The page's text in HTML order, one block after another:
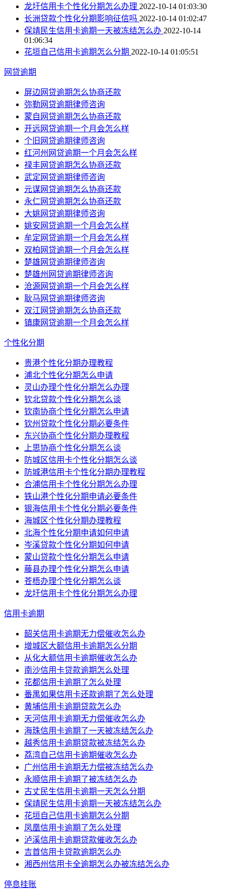
龙圩信用卡个性化分期怎么办理 2022-10-14 01:03:30
长洲贷款个性化分期影响征信吗 2022-10-14 01:02:47
保靖民生信用卡逾期一天被冻结怎么办 2022-10-14
01:06:34
花垣自己信用卡逾期怎么分期 2022-10-14 01:05:51
网贷逾期
屏边网贷逾期怎么协商还款
弥勒网贷逾期律师咨询
蒙自网贷逾期怎么协商还款
开远网贷逾期一个月会怎么样
个旧网贷逾期律师咨询
红河州网贷逾期一个月会怎么样
禄丰网贷逾期怎么协商还款
武定网贷逾期律师咨询
元谋网贷逾期怎么协商还款
永仁网贷逾期怎么协商还款
大姚网贷逾期律师咨询
姚安网贷逾期一个月会怎么样
牟定网贷逾期一个月会怎么样
双柏网贷逾期一个月会怎么样
楚雄网贷逾期律师咨询
楚雄州网贷逾期律师咨询
沧源网贷逾期一个月会怎么样
耿马网贷逾期律师咨询
双江网贷逾期怎么协商还款
镇康网贷逾期一个月会怎么样
个性化分期
贵港个性化分期办理教程
浦北个性化分期怎么申请
灵山办理个性化分期怎么办理
钦北贷款个性化分期怎么谈
钦南协商个性化分期怎么申请
钦州贷款个性化分期必要条件
东兴协商个性化分期办理教程
上思协商个性化分期怎么谈
防城区信用卡个性化分期怎么谈
防城港信用卡个性化分期办理教程
合浦信用卡个性化分期怎么办理
铁山港个性化分期申请必要条件
银海信用卡个性化分期必要条件
海城区个性化分期办理教程
北海个性化分期申请如何申请
岑溪贷款个性化分期如何申请
蒙山贷款个性化分期怎么申请
藤县办理个性化分期怎么申请
苍梧办理个性化分期怎么谈
龙圩信用卡个性化分期怎么办理
信用卡逾期
韶关信用卡逾期无力偿催收怎么办
增城区大额信用卡逾期怎么分期
从化大额信用卡逾期催收怎么办
南沙信用卡贷款逾期怎么处理
花都信用卡逾期了怎么处理
番禺如果信用卡还款逾期了怎么处理
黄埔信用卡逾期贷款怎么办
天河信用卡逾期无力偿催收怎么办
海珠信用卡逾期了一天被冻结怎么办
越秀信用卡逾期贷款被冻结怎么办
荔湾自己信用卡逾期催收怎么办
广州信用卡逾期无力偿被冻结怎么办
永顺信用卡逾期了被冻结怎么办
古丈民生信用卡逾期一天怎么分期
保靖民生信用卡逾期一天被冻结怎么办
花垣自己信用卡逾期怎么分期
凤凰信用卡逾期了怎么处理
泸溪信用卡逾期贷款催收怎么办
吉首信用卡贷款逾期怎么办
湘西州信用卡全逾期怎么办被冻结怎么办
停息挂账